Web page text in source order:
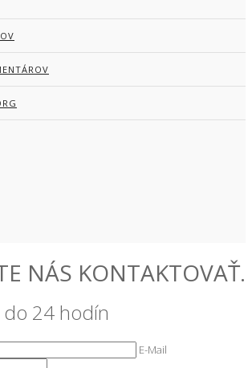
NÁS KONTAKTOVAŤ.
24 hodín
E-Mail